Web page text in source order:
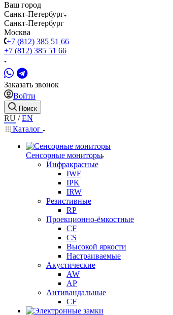
Ваш город
Санкт-Петербург
Санкт-Петербург
Москва
+7 (812) 385 51 66
+7 (812) 385 51 66
Заказать звонок
Войти
Поиск
RU /EN
Каталог
Сенсорные мониторы
Инфракрасные
IWF
IPK
IRW
Резистивные
RP
Проекционно-ёмкостные
CF
CS
Высокой яркости
Настраиваемые
Акустические
AW
AP
Антивандальные
CF